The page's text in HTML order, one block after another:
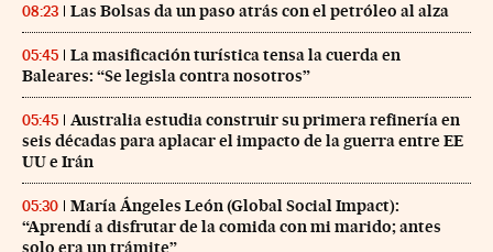
08:23 Las Bolsas da un paso atrás con el petróleo al alza
05:45
La masificación turística tensa la cuerda en
Baleares: “Se legisla contra nosotros”
05:45
Australia estudia construir su primera refinería en
seis décadas para aplacar el impacto de la guerra entre EE
UU e Irán
05:30
María Ángeles León (Global Social Impact):
“Aprendí a disfrutar de la comida con mi marido; antes
solo era un trámite”